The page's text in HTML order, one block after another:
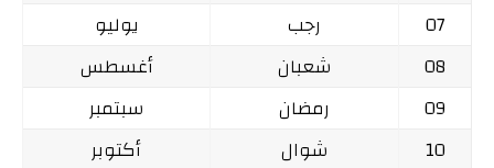
07
رجب
يوليو
08
شعبان
أغسطس
09
رمضان
سبتمبر
10
شوال
أكتوبر